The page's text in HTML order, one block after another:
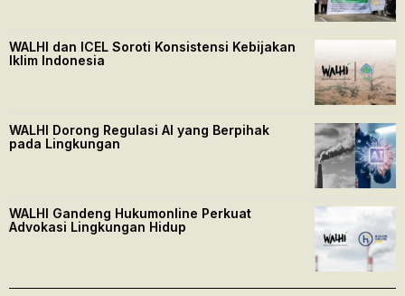
WALHI dan ICEL Soroti Konsistensi Kebijakan
Iklim Indonesia
WALHI Dorong Regulasi AI yang Berpihak
pada Lingkungan
WALHI Gandeng Hukumonline Perkuat
Advokasi Lingkungan Hidup